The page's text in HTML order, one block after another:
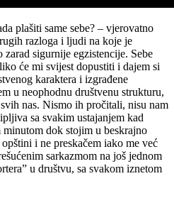
plašiti same sebe? – vjerovatno
razloga i ljudi na koje je
sigurnije egzistencije. Sebe
će mi svijest dopustiti i dajem si
karaktera i izgrađene
u neophodnu društvenu strukturu,
nas. Nismo ih pročitali, nisu nam
sa svakim ustajanjem kad
dok stojim u beskrajno
i ne preskačem iako me već
sarkazmom na još jednom
u društvu, sa svakom iznetom